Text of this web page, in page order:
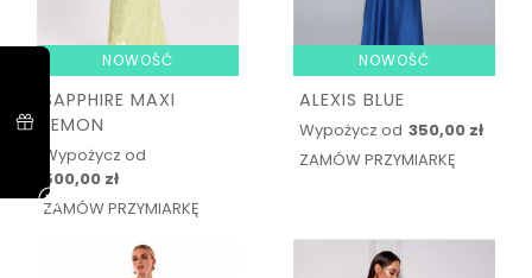
NOWOŚĆ
SAPPHIRE MAXI
LEMON
Wypożycz od
500,00 zł
ZAMÓW PRZYMIARKĘ
NOWOŚĆ
ALEXIS BLUE
Wypożycz od 350,00 zł
ZAMÓW PRZYMIARKĘ